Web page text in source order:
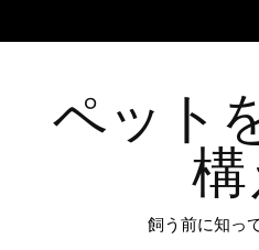
ペット
飼う前に知っ